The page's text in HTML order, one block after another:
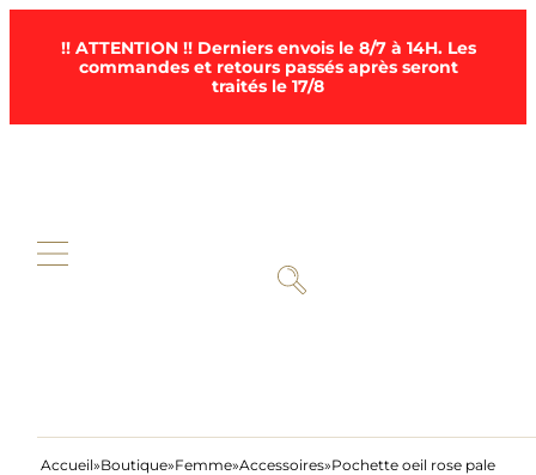
!! ATTENTION !! Derniers envois le 8/7 à 14H. Les
commandes et retours passés après seront
traités le 17/8
Accueil Boutique Femme Accessoires Pochette oeil rose pale